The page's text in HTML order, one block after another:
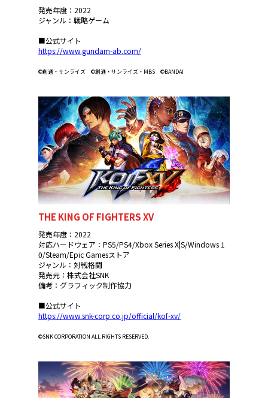
発売年度：2022
ジャンル：戦略ゲーム
■公式サイト
https://www.gundam-ab.com/
©創通・サンライズ ©創通・サンライズ・MBS ©BANDAI
THE KING OF FIGHTERS XV
発売年度：2022
対応ハードウェア：PS5/PS4/Xbox Series X|S/Windows 1
0/Steam/Epic Gamesストア
ジャンル：対戦格闘
発売元：株式会社SNK
備考：グラフィック制作協力
■公式サイト
https://www.snk-corp.co.jp/official/kof-xv/
©SNK CORPORATION ALL RIGHTS RESERVED.